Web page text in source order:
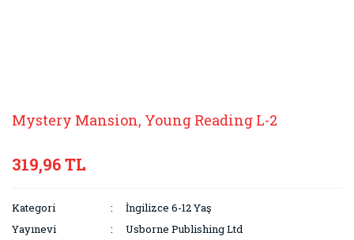
Mystery Mansion, Young Reading L-2
319,96 TL
Kategori
İngilizce 6-12 Yaş
Yayınevi
Usborne Publishing Ltd